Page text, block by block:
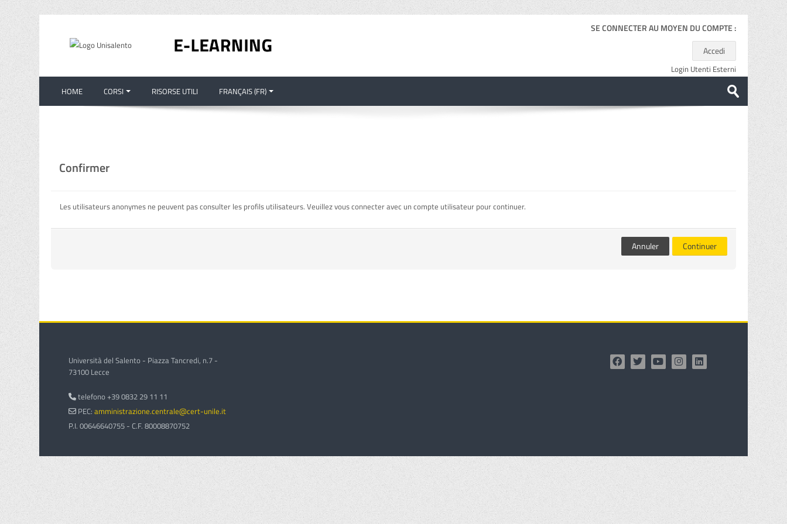
Passer au contenu principal
SE CONNECTER AU MOYEN DU COMPTE :
Accedi
Login Utenti Esterni
HOME CORSI RISORSE UTILI FRANÇAIS ‎(FR)‎
cours
Envoyer
Confirmer
Les utilisateurs anonymes ne peuvent pas consulter les profils utilisateurs. Veuillez vous connecter avec un compte utilisateur pour continuer.
Annuler Continuer
Università del Salento - Piazza Tancredi, n.7 -
73100 Lecce
telefono +39 0832 29 11 11
PEC:amministrazione.centrale@cert-unile.it
P.I. 00646640755 - C.F. 80008870752